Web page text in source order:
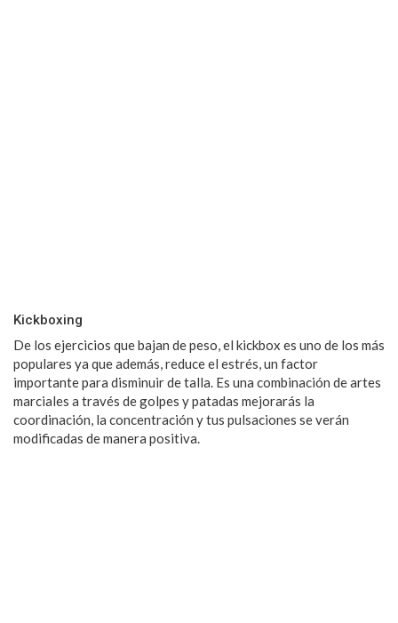
Kickboxing
De los ejercicios que bajan de peso, el kickbox es uno de los más
populares ya que además, reduce el estrés, un factor
importante para disminuir de talla. Es una combinación de artes
marciales a través de golpes y patadas mejorarás la
coordinación, la concentración y tus pulsaciones se verán
modificadas de manera positiva.